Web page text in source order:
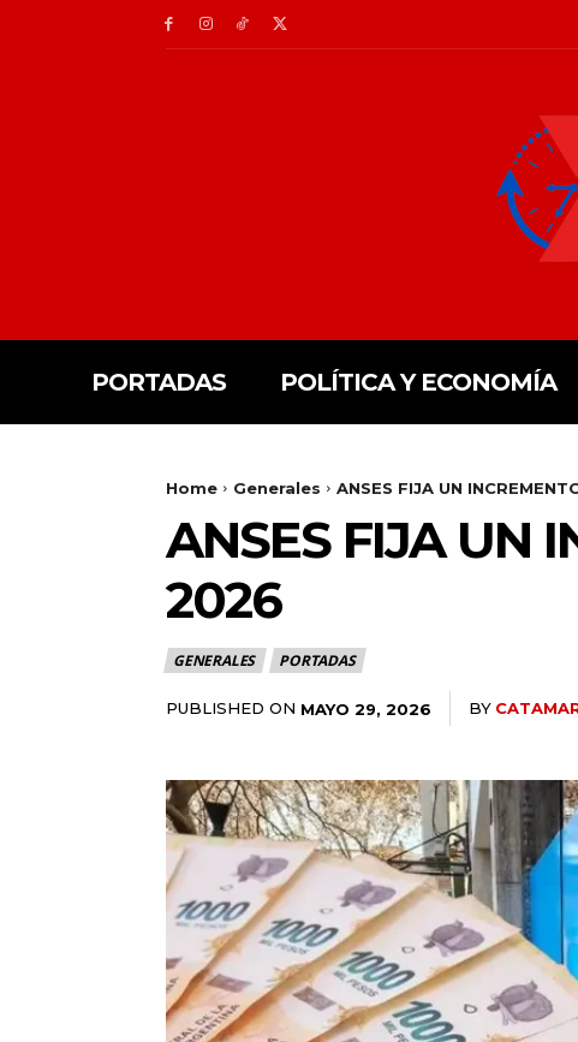
PORTADAS POLÍTICA Y ECONOMÍA
Home Generales ANSES FIJA UN
ANSES FIJA UN
2026
GENERALES PORTADAS
PUBLISHED ON MAYO 29, 2026 BY